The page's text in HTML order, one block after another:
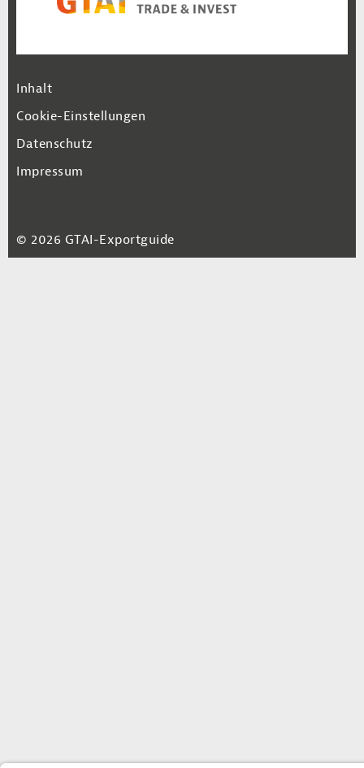
Footer Navigation
Inhalt
Cookie-Einstellungen
Datenschutz
Impressum
© 2026 GTAI-Exportguide